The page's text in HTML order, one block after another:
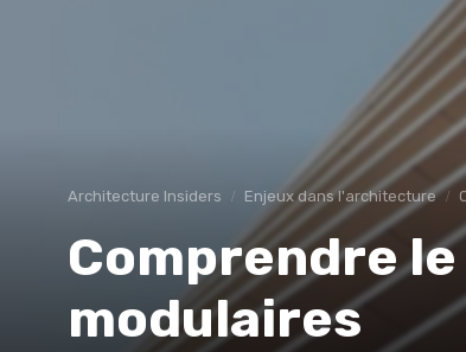
Architecture Insiders Enjeux dans l'architecture
Comprendre
modulaires